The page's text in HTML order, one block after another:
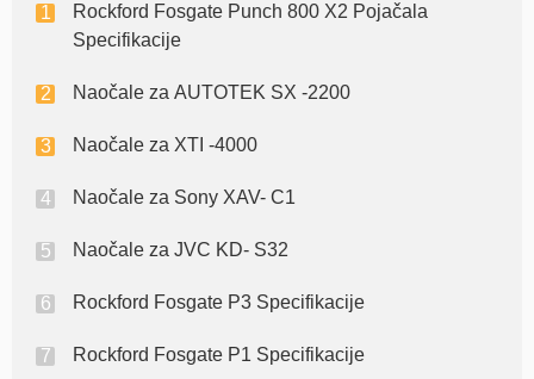
Rockford Fosgate Punch 800 X2 Pojačala
Specifikacije
Naočale za AUTOTEK SX -2200
Naočale za XTI -4000
Naočale za Sony XAV- C1
Naočale za JVC KD- S32
Rockford Fosgate P3 Specifikacije
Rockford Fosgate P1 Specifikacije